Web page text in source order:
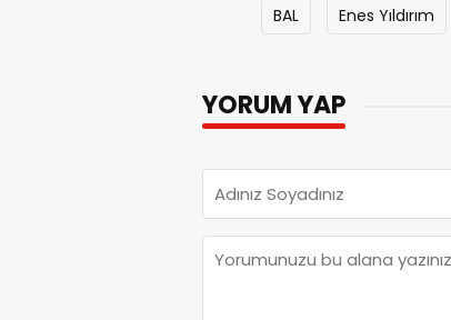
BAL Enes Yıldırım
YORUM YAP